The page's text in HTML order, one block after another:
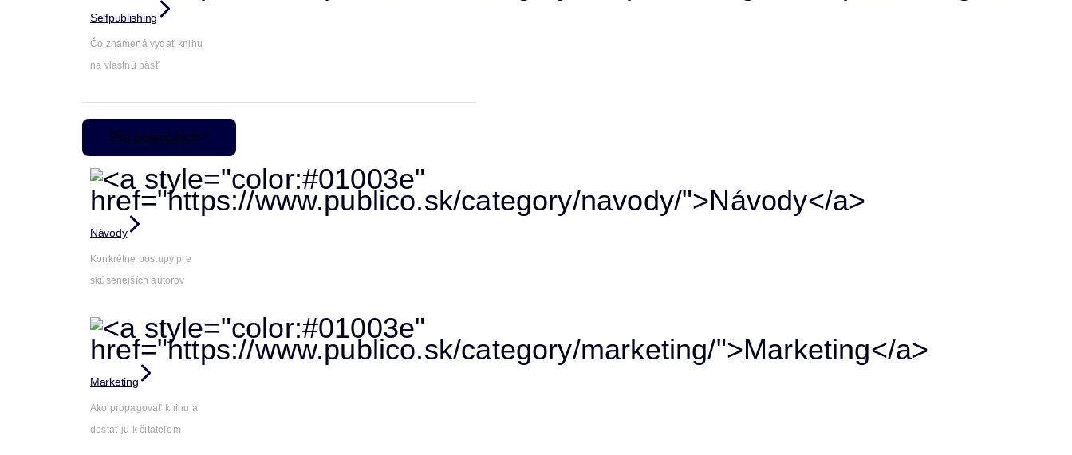
Selfpublishing
Čo znamená vydať knihu
na vlastnú päsť
Pre pokročilých
Návody
Konkrétne postupy pre
skúsenejších autorov
Marketing
Ako propagovať knihu a
dostať ju k čitateľom